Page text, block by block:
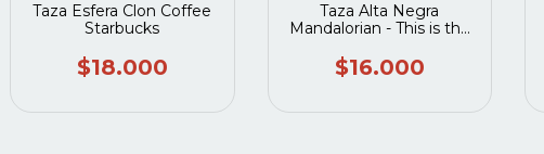
Taza Esfera Clon Coffee
Starbucks
$18.000
Taza Alta Negra
Mandalorian - This is the
$16.000